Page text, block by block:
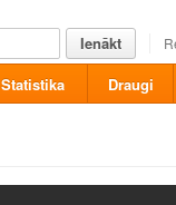
Ienākt
Statistika Draugi